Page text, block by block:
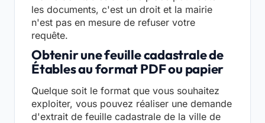
les documents, c'est un droit et la mairie
n'est pas en mesure de refuser votre
requête.
Obtenir une feuille cadastrale de
Étables au format PDF ou papier
Quelque soit le format que vous souhaitez
exploiter, vous pouvez réaliser une demande
d'extrait de feuille cadastrale de la ville de